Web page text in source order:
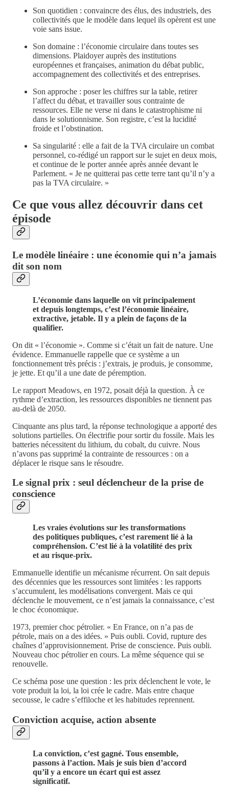
Son quotidien : convaincre des élus, des industriels, des
collectivités que le modèle dans lequel ils opèrent est une
voie sans issue.
Son domaine : l’économie circulaire dans toutes ses
dimensions. Plaidoyer auprès des institutions
européennes et françaises, animation du débat public,
accompagnement des collectivités et des entreprises.
Son approche : poser les chiffres sur la table, retirer
l’affect du débat, et travailler sous contrainte de
ressources. Elle ne verse ni dans le catastrophisme ni
dans le solutionnisme. Son registre, c’est la lucidité
froide et l’obstination.
Sa singularité : elle a fait de la TVA circulaire un combat
personnel, co-rédigé un rapport sur le sujet en deux mois,
et continue de le porter année après année devant le
Parlement. « Je ne quitterai pas cette terre tant qu’il n’y a
pas la TVA circulaire. »
Ce que vous allez découvrir dans cet
épisode
Le modèle linéaire : une économie qui n’a jamais
dit son nom
L’économie dans laquelle on vit principalement
et depuis longtemps, c’est l’économie linéaire,
extractive, jetable. Il y a plein de façons de la
qualifier.
On dit « l’économie ». Comme si c’était un fait de nature. Une
évidence. Emmanuelle rappelle que ce système a un
fonctionnement très précis : j’extrais, je produis, je consomme,
je jette. Et qu’il a une date de péremption.
Le rapport Meadows, en 1972, posait déjà la question. À ce
rythme d’extraction, les ressources disponibles ne tiennent pas
au-delà de 2050.
Cinquante ans plus tard, la réponse technologique a apporté des
solutions partielles. On électrifie pour sortir du fossile. Mais les
batteries nécessitent du lithium, du cobalt, du cuivre. Nous
n’avons pas supprimé la contrainte de ressources : on a
déplacer le risque sans le résoudre.
Le signal prix : seul déclencheur de la prise de
conscience
Les vraies évolutions sur les transformations
des politiques publiques, c’est rarement lié à la
compréhension. C’est lié à la volatilité des prix
et au risque-prix.
Emmanuelle identifie un mécanisme récurrent. On sait depuis
des décennies que les ressources sont limitées : les rapports
s’accumulent, les modélisations convergent. Mais ce qui
déclenche le mouvement, ce n’est jamais la connaissance, c’est
le choc économique.
1973, premier choc pétrolier. « En France, on n’a pas de
pétrole, mais on a des idées. » Puis oubli. Covid, rupture des
chaînes d’approvisionnement. Prise de conscience. Puis oubli.
Nouveau choc pétrolier en cours. La même séquence qui se
renouvelle.
Ce schéma pose une question : les prix déclenchent le vote, le
vote produit la loi, la loi crée le cadre. Mais entre chaque
secousse, le cadre s’effiloche et les habitudes reprennent.
Conviction acquise, action absente
La conviction, c’est gagné. Tous ensemble,
passons à l’action. Mais je suis bien d’accord
qu’il y a encore un écart qui est assez
significatif.